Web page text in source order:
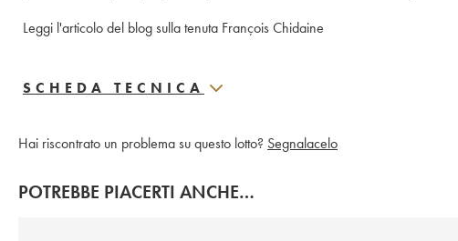
Leggi l'articolo del blog sulla tenuta François Chidaine
SCHEDA TECNICA
Hai riscontrato un problema su questo lotto? Segnalacelo
POTREBBE PIACERTI ANCHE…